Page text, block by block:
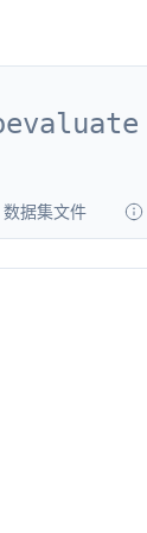
数据集文件